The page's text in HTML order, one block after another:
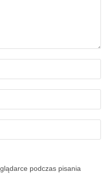
podczas pisania